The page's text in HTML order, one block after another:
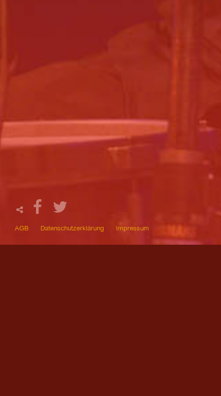
AGB Datenschutzerklärung Impressum